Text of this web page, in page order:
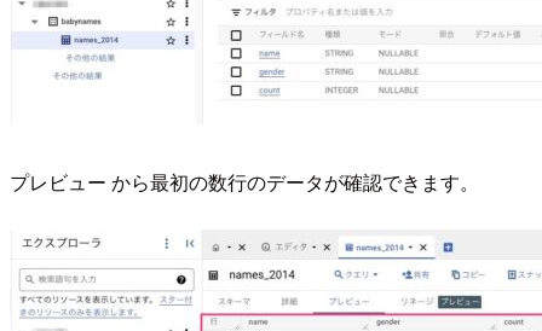
プレビュー から最初の数行のデータが確認できます。